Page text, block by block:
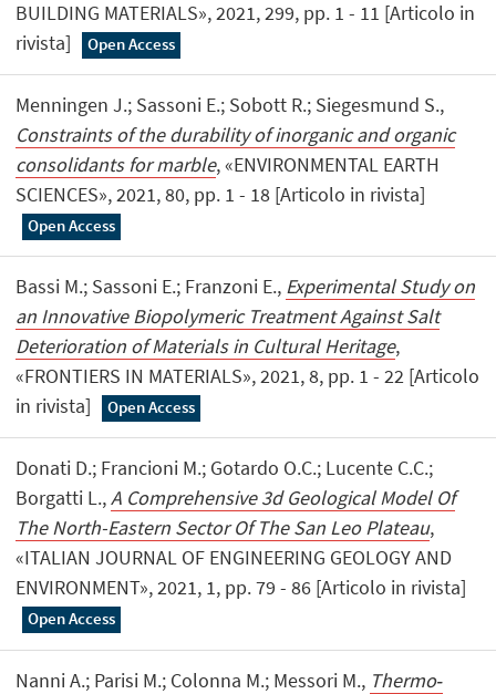
BUILDING MATERIALS», 2021, 299, pp. 1 - 11 [Articolo in
rivista]
Open Access
Menningen J.; Sassoni E.; Sobott R.; Siegesmund S.,
Constraints of the durability of inorganic and organic
consolidants for marble, «ENVIRONMENTAL EARTH
SCIENCES», 2021, 80, pp. 1 - 18 [Articolo in rivista]
Open Access
Bassi M.; Sassoni E.; Franzoni E., Experimental Study on
an Innovative Biopolymeric Treatment Against Salt
Deterioration of Materials in Cultural Heritage,
«FRONTIERS IN MATERIALS», 2021, 8, pp. 1 - 22 [Articolo
in rivista]
Open Access
Donati D.; Francioni M.; Gotardo O.C.; Lucente C.C.;
Borgatti L.,A Comprehensive 3d Geological Model Of
The North-Eastern Sector Of The San Leo Plateau,
«ITALIAN JOURNAL OF ENGINEERING GEOLOGY AND
ENVIRONMENT», 2021, 1, pp. 79 - 86 [Articolo in rivista]
Open Access
Nanni A.; Parisi M.; Colonna M.; Messori M., Thermo‐